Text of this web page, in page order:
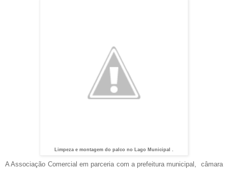
Limpeza e montagem do palco no Lago Municipal .
A Associação Comercial em parceria com a prefeitura municipal, câmara